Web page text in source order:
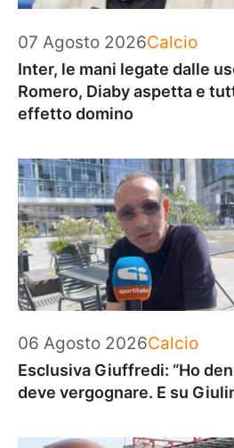
07 Agosto 2026Categorie
Calcio
Inter, le mani legate dalle
Romero, Diaby aspetta e
effetto domino
06 Agosto 2026Categorie
Calcio
Esclusiva Giuffredi: “Ho
deve vergognare. E su